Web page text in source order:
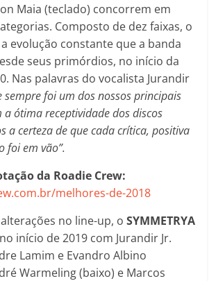
Maia (teclado) concorrem em
Composto de dez faixas, o
evolução constante que a banda
seus primórdios, no início da
Nas palavras do vocalista Jurandir
sempre foi um dos nossos principais
a ótima receptividade dos discos
a certeza de que cada crítica, positiva
foi em vão”.
da Roadie Crew:
melhores-de-2018
no line-up, oSYMMETRYA
início de 2019 com Jurandir Jr.
Lamim e Evandro Albino
Warmeling (baixo) e Marcos